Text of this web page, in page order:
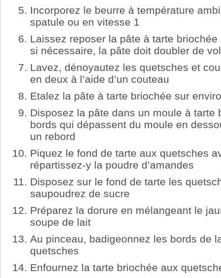
Incorporez le beurre à température
spatule ou en vitesse 1
Laissez reposer la pâte à tarte
si nécessaire, la pâte doit doubler de
Lavez, dénoyautez les quetsches et
en deux à l’aide d’un couteau
Etalez la pâte à tarte briochée sur
Disposez la pâte dans un moule à tarte
bords qui dépassent du moule en
un rebord
Piquez le fond de tarte aux quetsches
répartissez-y la poudre d’amandes
Disposez sur le fond de tarte les
saupoudrez de sucre
Préparez la dorure en mélangeant le
soupe de lait
Au pinceau, badigeonnez les bords de
quetsches
Enfournez la tarte briochée aux